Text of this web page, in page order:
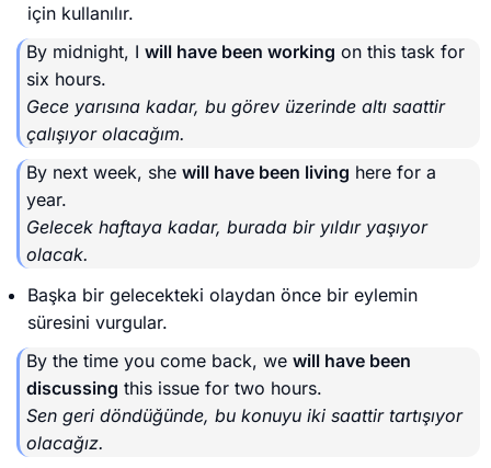
için kullanılır.
By midnight, I will have been working on this task for
six hours.
Gece yarısına kadar, bu görev üzerinde altı saattir
çalışıyor olacağım.
By next week, she will have been living here for a
year.
Gelecek haftaya kadar, burada bir yıldır yaşıyor
olacak.
Başka bir gelecekteki olaydan önce bir eylemin
süresini vurgular.
By the time you come back, we will have been
discussing this issue for two hours.
Sen geri döndüğünde, bu konuyu iki saattir tartışıyor
olacağız.